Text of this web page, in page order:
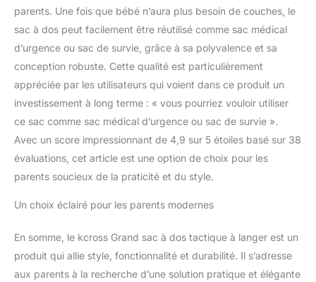
assurant que vous êtes
compartiment de
séparation sec-humide
de l'intérieur maintient les
vêtements sales loin des
articles propres, ce qui
rend la parentalité en
déplacement plus simple
et plus efficace
Conçu pour durer :
fabriqué à partir de
polyester imperméable
900D durable, le sac à
pour une utilisation
intensive. Ce matériau
résistant aux rayures
parents. Une fois que bébé n’aura plus besoin de couches, le
sac à dos peut facilement être réutilisé comme sac médical
d’urgence ou sac de survie, grâce à sa polyvalence et sa
conception robuste. Cette qualité est particulièrement
appréciée par les utilisateurs qui voient dans ce produit un
investissement à long terme : « vous pourriez vouloir utiliser
ce sac comme sac médical d’urgence ou sac de survie ».
Avec un score impressionnant de 4,9 sur 5 étoiles basé sur 38
évaluations, cet article est une option de choix pour les
parents soucieux de la praticité et du style.
Un choix éclairé pour les parents modernes
En somme, le kcross Grand sac à dos tactique à langer est un
produit qui allie style, fonctionnalité et durabilité. Il s’adresse
aux parents à la recherche d’une solution pratique et élégante